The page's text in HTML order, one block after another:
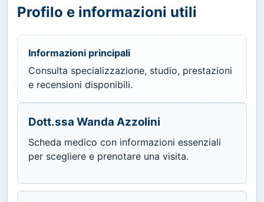
Profilo e informazioni utili
Informazioni principali
Consulta specializzazione, studio, prestazioni
e recensioni disponibili.
Dott.ssa Wanda Azzolini
Scheda medico con informazioni essenziali
per scegliere e prenotare una visita.